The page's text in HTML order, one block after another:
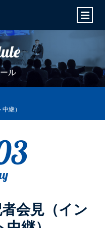
ル
継）
会見（イン